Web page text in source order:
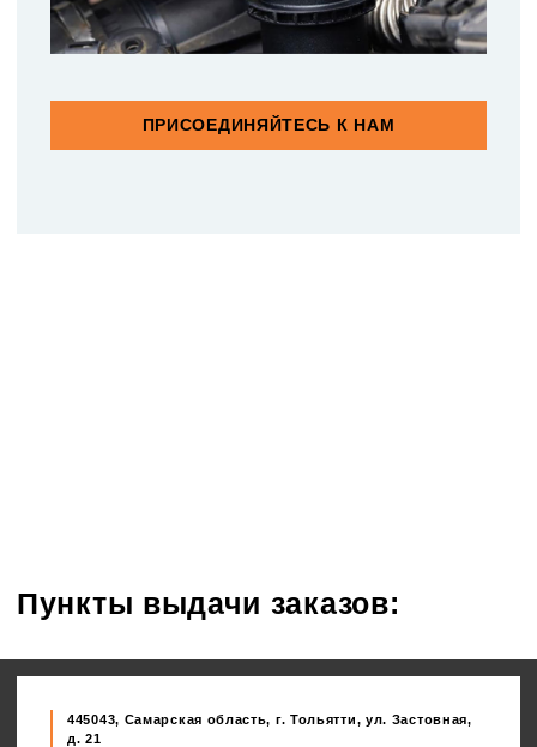
ПРИСОЕДИНЯЙТЕСЬ К НАМ
Пункты выдачи заказов:
445043, Самарская область, г. Тольятти, ул. Застовная,
д. 21